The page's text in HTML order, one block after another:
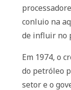
conluio na
de influir no
Em 1974, o
do petróleo
setor e o